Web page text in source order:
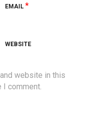
EMAIL *
WEBSITE
website in this
comment.